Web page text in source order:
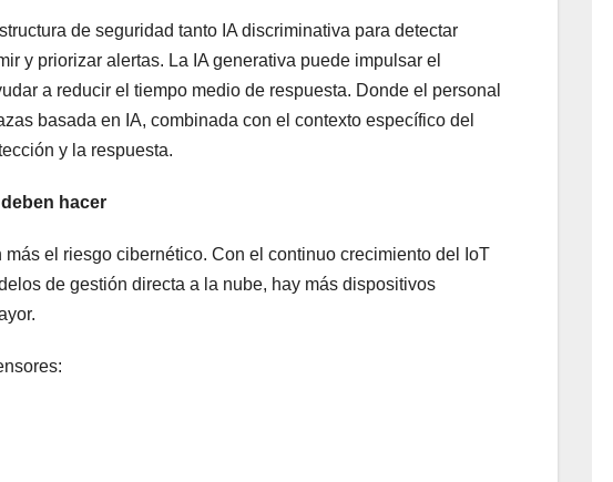
de seguridad tanto IA discriminativa para detectar
y priorizar alertas. La IA generativa puede impulsar el
a reducir el tiempo medio de respuesta. Donde el personal
basada en IA, combinada con el contexto específico del
y la respuesta.
hacer
el riesgo cibernético. Con el continuo crecimiento del IoT
de gestión directa a la nube, hay más dispositivos